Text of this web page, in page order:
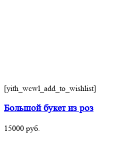
[yith_wcwl_add_to_wishlist]
Большой букет из роз
15000 руб.